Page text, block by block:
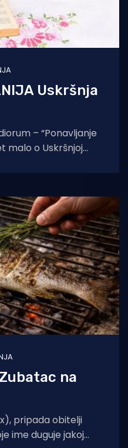
Uskršnja
– “Ponavljanje
malo o Uskršnjoj
na
pripada obitelji
ime duguje jakoj